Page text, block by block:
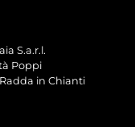
S.a.r.l.
Poppi
Radda in Chianti